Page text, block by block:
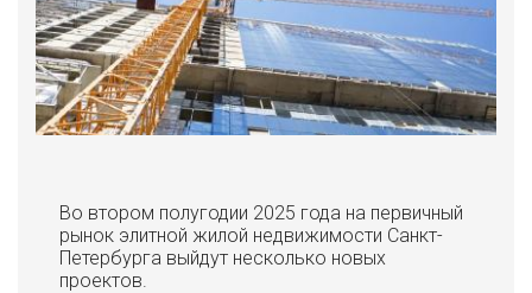
Во втором полугодии 2025 года на первичный
рынок элитной жилой недвижимости Санкт-
Петербурга выйдут несколько новых
проектов.